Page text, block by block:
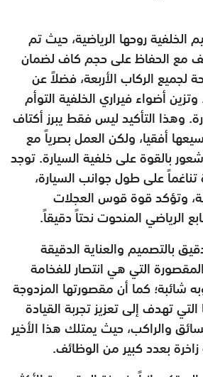
روحها الرياضية، حيث تم
مع الحفاظ على حجم كاف لضمان
لجميع الركاب الأربعة، فضلاً عن
أضواء فيراري الخلفية التوأم
وهذا التأكيد ليس فقط يبرز أكتاف
أفقيا، ولكن العمل بصرياً مع
بالقوة على خلفية السيارة. توجد
تناغماً على طول جوانب السيارة،
وتؤكد قوة قوس العجلات
الرياضي المنحوت نحتاً دقيقاً.
بالتصميم والعناية الدقيقة
التي هي انتصار للفخامة
شائبة؛ كما أن مقصورتها المزدوجة
تهدف إلى تعزيز تجربة القيادة
والراكب، حيث يمتلك هذا الأخير
بعدد كبير من الوظائف.